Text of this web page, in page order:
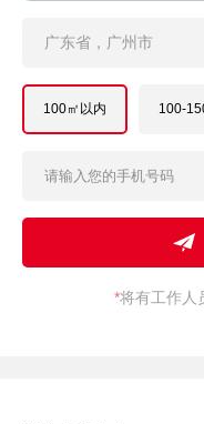
广东省，广州市
100㎡以内 100-
*将有工作人